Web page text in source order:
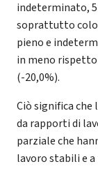
indeterminato,
soprattutto
pieno e
in meno rispetto
(-20,0%).
Ciò significa
da rapporti di
parziale che
lavoro stabili e